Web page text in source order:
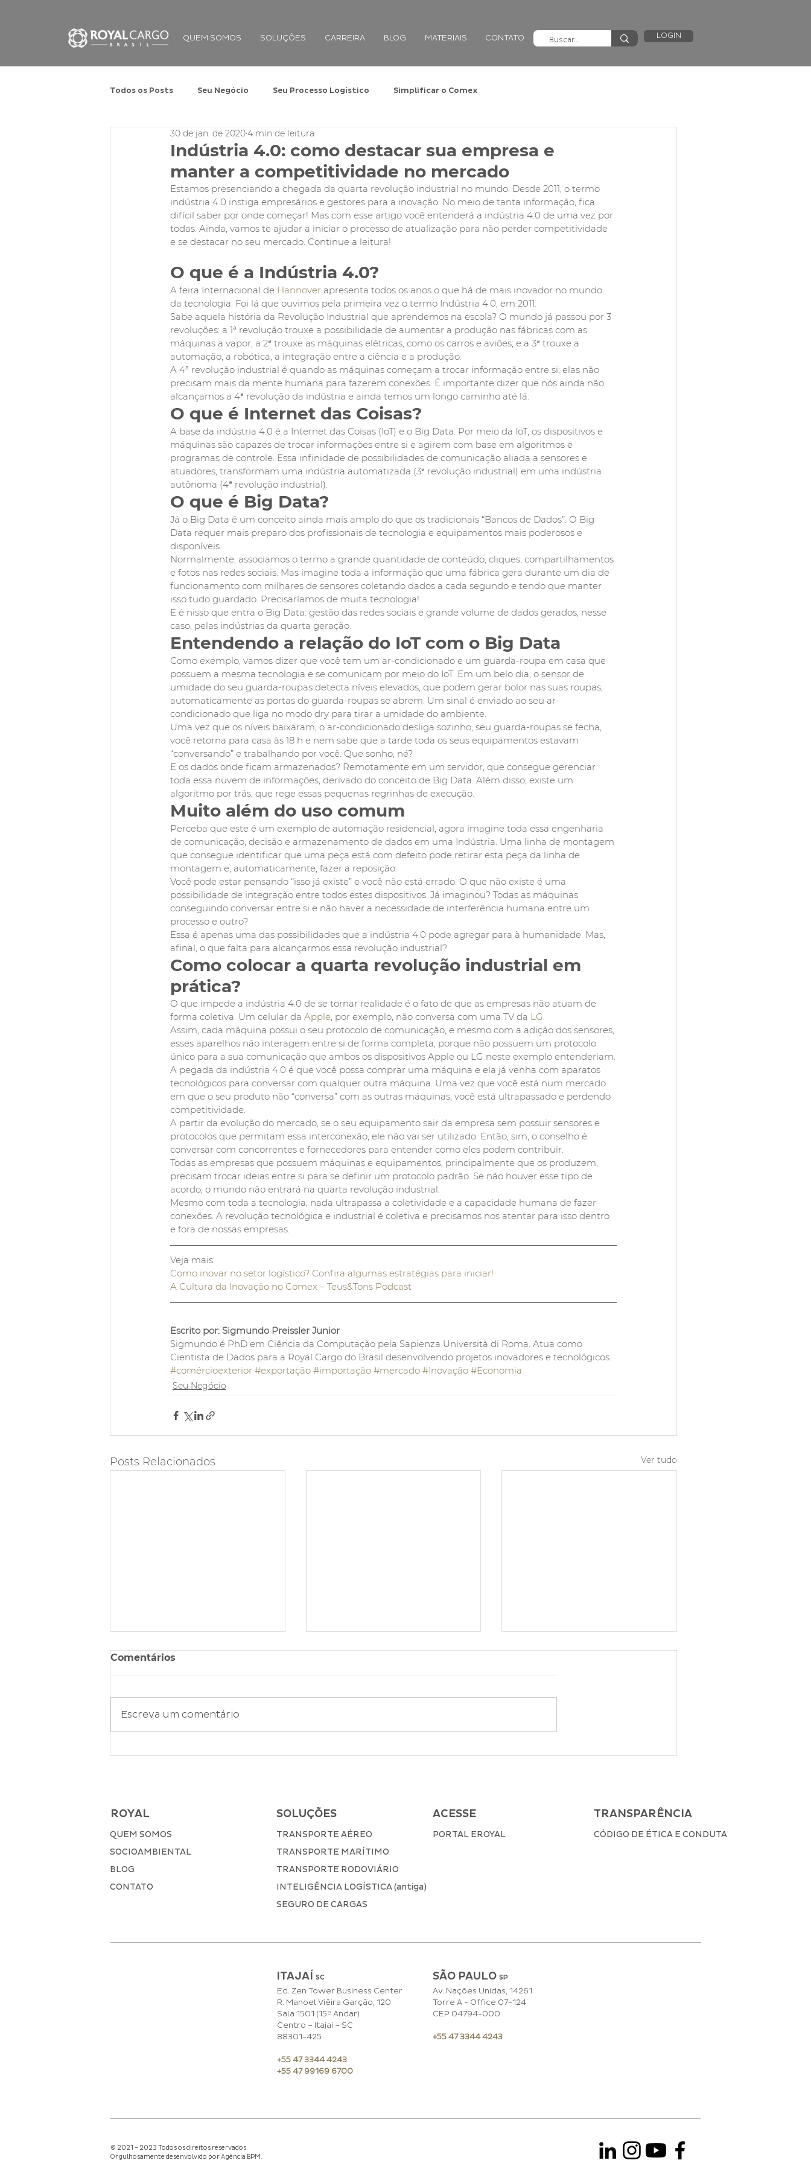
QUEM SOMOS SOLUÇÕES CARREIRA BLOG MATERIAIS CONTATO LOGIN
Todos os Posts Seu Negócio Seu Processo Logístico Simplificar o Comex
Indústria 4.0: como destacar sua empresa e
manter a competitividade no mercado
30 de jan. de 20204 min de leitura
Estamos presenciando a chegada da quarta revolução industrial no mundo. Desde 2011, o termo
indústria 4.0 instiga empresários e gestores para a inovação. No meio de tanta informação, fica
difícil saber por onde começar! Mas com esse artigo você entenderá a indústria 4.0 de uma vez por
todas. Ainda, vamos te ajudar a iniciar o processo de atualização para não perder competitividade
e se destacar no seu mercado. Continue a leitura!
O que é a Indústria 4.0?
A feira Internacional de Hannover apresenta todos os anos o que há de mais inovador no mundo
da tecnologia. Foi lá que ouvimos pela primeira vez o termo Indústria 4.0, em 2011.
Sabe aquela história da Revolução Industrial que aprendemos na escola? O mundo já passou por 3
revoluções: a 1ª revolução trouxe a possibilidade de aumentar a produção nas fábricas com as
máquinas a vapor; a 2ª trouxe as máquinas elétricas, como os carros e aviões; e a 3ª trouxe a
automação, a robótica, a integração entre a ciência e a produção.
A 4ª revolução industrial é quando as máquinas começam a trocar informação entre si; elas não
precisam mais da mente humana para fazerem conexões. É importante dizer que nós ainda não
alcançamos a 4ª revolução da indústria e ainda temos um longo caminho até lá.
O que é Internet das Coisas?
A base da indústria 4.0 é a Internet das Coisas (IoT) e o Big Data. Por meio da IoT, os dispositivos e
máquinas são capazes de trocar informações entre si e agirem com base em algoritmos e
programas de controle. Essa infinidade de possibilidades de comunicação aliada a sensores e
atuadores, transformam uma indústria automatizada (3ª revolução industrial) em uma indústria
autônoma (4ª revolução industrial).
O que é Big Data?
Já o Big Data é um conceito ainda mais amplo do que os tradicionais “Bancos de Dados”. O Big
Data requer mais preparo dos profissionais de tecnologia e equipamentos mais poderosos e
disponíveis.
Normalmente, associamos o termo a grande quantidade de conteúdo, cliques, compartilhamentos
e fotos nas redes sociais. Mas imagine toda a informação que uma fábrica gera durante um dia de
funcionamento com milhares de sensores coletando dados a cada segundo e tendo que manter
isso tudo guardado. Precisaríamos de muita tecnologia!
E é nisso que entra o Big Data: gestão das redes sociais e grande volume de dados gerados, nesse
caso, pelas indústrias da quarta geração.
Entendendo a relação do IoT com o Big Data
Como exemplo, vamos dizer que você tem um ar-condicionado e um guarda-roupa em casa que
possuem a mesma tecnologia e se comunicam por meio do IoT. Em um belo dia, o sensor de
umidade do seu guarda-roupas detecta níveis elevados, que podem gerar bolor nas suas roupas,
automaticamente as portas do guarda-roupas se abrem. Um sinal é enviado ao seu ar-
condicionado que liga no modo dry para tirar a umidade do ambiente.
Uma vez que os níveis baixaram, o ar-condicionado desliga sozinho, seu guarda-roupas se fecha,
você retorna para casa às 18 h e nem sabe que a tarde toda os seus equipamentos estavam
“conversando” e trabalhando por você. Que sonho, né?
E os dados onde ficam armazenados? Remotamente em um servidor, que consegue gerenciar
toda essa nuvem de informações, derivado do conceito de Big Data. Além disso, existe um
algoritmo por trás, que rege essas pequenas regrinhas de execução.
Muito além do uso comum
Perceba que este é um exemplo de automação residencial, agora imagine toda essa engenharia
de comunicação, decisão e armazenamento de dados em uma Indústria. Uma linha de montagem
que consegue identificar que uma peça está com defeito pode retirar esta peça da linha de
montagem e, automaticamente, fazer a reposição.
Você pode estar pensando “isso já existe” e você não está errado. O que não existe é uma
possibilidade de integração entre todos estes dispositivos. Já imaginou? Todas as máquinas
conseguindo conversar entre si e não haver a necessidade de interferência humana entre um
processo e outro?
Essa é apenas uma das possibilidades que a indústria 4.0 pode agregar para à humanidade. Mas,
afinal, o que falta para alcançarmos essa revolução industrial?
Como colocar a quarta revolução industrial em
prática?
O que impede a indústria 4.0 de se tornar realidade é o fato de que as empresas não atuam de
forma coletiva. Um celular da Apple, por exemplo, não conversa com uma TV da LG.
Assim, cada máquina possui o seu protocolo de comunicação, e mesmo com a adição dos sensores,
esses aparelhos não interagem entre si de forma completa, porque não possuem um protocolo
único para a sua comunicação que ambos os dispositivos Apple ou LG neste exemplo entenderiam.
A pegada da indústria 4.0 é que você possa comprar uma máquina e ela já venha com aparatos
tecnológicos para conversar com qualquer outra máquina. Uma vez que você está num mercado
em que o seu produto não “conversa” com as outras máquinas, você está ultrapassado e perdendo
competitividade.
A partir da evolução do mercado, se o seu equipamento sair da empresa sem possuir sensores e
protocolos que permitam essa interconexão, ele não vai ser utilizado. Então, sim, o conselho é
conversar com concorrentes e fornecedores para entender como eles podem contribuir.
Todas as empresas que possuem máquinas e equipamentos, principalmente que os produzem,
precisam trocar ideias entre si para se definir um protocolo padrão. Se não houver esse tipo de
acordo, o mundo não entrará na quarta revolução industrial.
Mesmo com toda a tecnologia, nada ultrapassa a coletividade e a capacidade humana de fazer
conexões. A revolução tecnológica e industrial é coletiva e precisamos nos atentar para isso dentro
e fora de nossas empresas.
Veja mais:
Como inovar no setor logístico? Confira algumas estratégias para iniciar!
A Cultura da Inovação no Comex – Teus&Tons Podcast
Escrito por: Sigmundo Preissler Junior
Sigmundo é PhD em Ciência da Computação pela Sapienza Università di Roma. Atua como
Cientista de Dados para a Royal Cargo do Brasil desenvolvendo projetos inovadores e tecnológicos.
#comércioexterior #exportação #importação #mercado #Inovação #Economia
Seu Negócio
Posts Relacionados Ver tudo
Comentários
Escreva um comentário
ROYAL
QUEM SOMOS
SOCIOAMBIENTAL
BLOG
CONTATO
SOLUÇÕES
TRANSPORTE AÉREO
TRANSPORTE MARÍTIMO
TRANSPORTE RODOVIÁRIO
INTELIGÊNCIA LOGÍSTICA (antiga)
SEGURO DE CARGAS
ACESSE
PORTAL EROYAL
TRANSPARÊNCIA
CÓDIGO DE ÉTICA E CONDUTA
ITAJAÍ SC
Ed. Zen Tower Business Center
R. Manoel Viêira Garção, 120
Sala 1501 (15º Andar)
Centro – Itajaí – SC
88301-425
+55 47 3344 4243
+55 47 99169 6700
SÃO PAULO S P
Av. Nações Unidas, 14261
Torre A - Office 07-124
CEP 04794-000
+55 47 3344 4243
© 2021 – 2023 Todos os direitos reservados.
Orgulhosamente desenvolvido por Agência BPM.